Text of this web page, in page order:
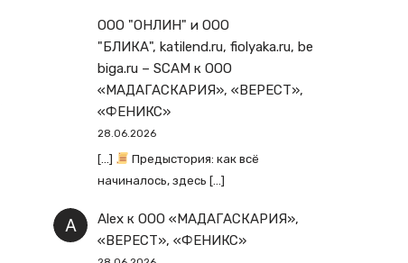
ООО "ОНЛИН" и ООО
"БЛИКА", katilend.ru, fiolyaka.ru, be
biga.ru – SCAMк ООО
«МАДАГАСКАРИЯ», «ВЕРЕСТ»,
«ФЕНИКС»
28.06.2026
[…]
Предыстория: как всё
начиналось, здесь […]
Alexк ООО «МАДАГАСКАРИЯ»,
«ВЕРЕСТ», «ФЕНИКС»